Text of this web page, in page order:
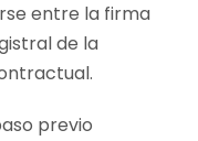
entre la firma
de la
previo